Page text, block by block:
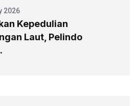
2026
Kepedulian
Laut, Pelindo